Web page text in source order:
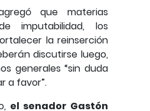
que materias
imputabilidad, los
la reinserción
discutirse luego,
generales “sin duda
a favor”.
el senador Gastón